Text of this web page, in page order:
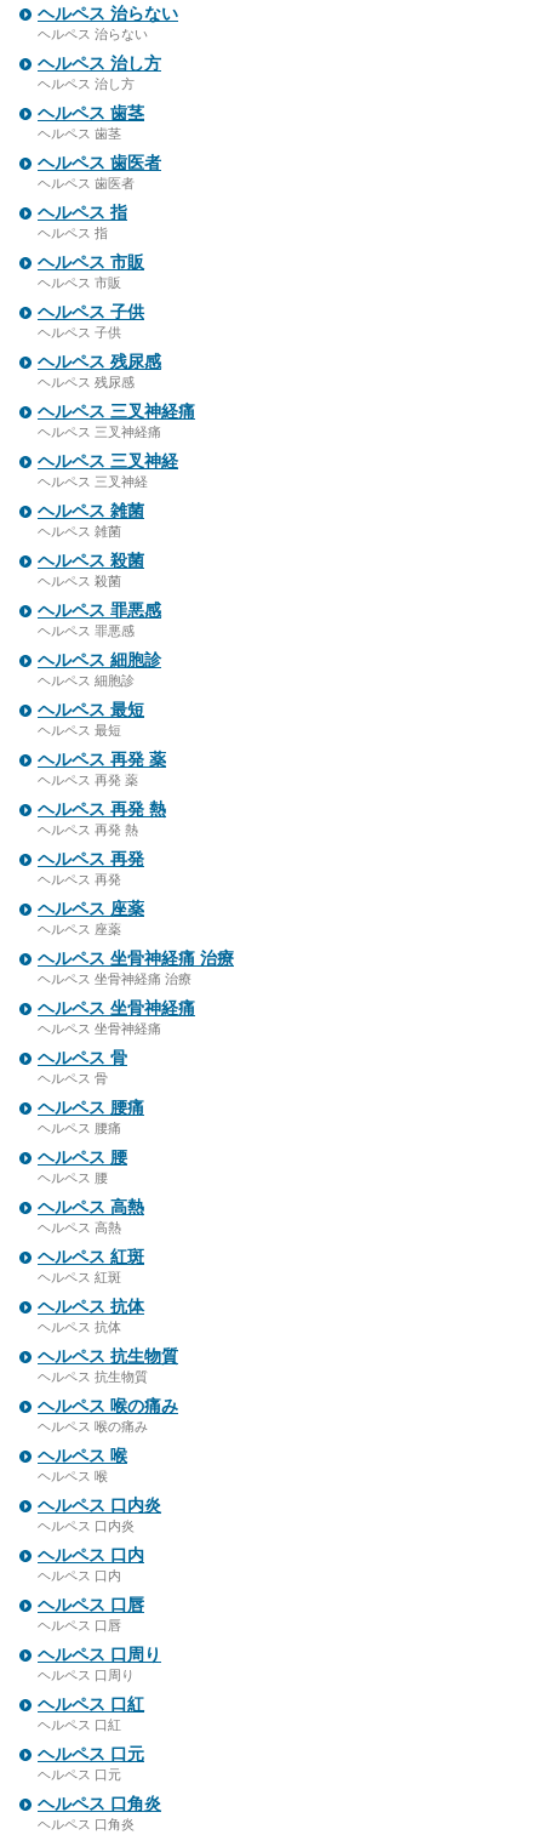
ヘルペス 治らない
ヘルペス 治らない
ヘルペス 治し方
ヘルペス 治し方
ヘルペス 歯茎
ヘルペス 歯茎
ヘルペス 歯医者
ヘルペス 歯医者
ヘルペス 指
ヘルペス 指
ヘルペス 市販
ヘルペス 市販
ヘルペス 子供
ヘルペス 子供
ヘルペス 残尿感
ヘルペス 残尿感
ヘルペス 三叉神経痛
ヘルペス 三叉神経痛
ヘルペス 三叉神経
ヘルペス 三叉神経
ヘルペス 雑菌
ヘルペス 雑菌
ヘルペス 殺菌
ヘルペス 殺菌
ヘルペス 罪悪感
ヘルペス 罪悪感
ヘルペス 細胞診
ヘルペス 細胞診
ヘルペス 最短
ヘルペス 最短
ヘルペス 再発 薬
ヘルペス 再発 薬
ヘルペス 再発 熱
ヘルペス 再発 熱
ヘルペス 再発
ヘルペス 再発
ヘルペス 座薬
ヘルペス 座薬
ヘルペス 坐骨神経痛 治療
ヘルペス 坐骨神経痛 治療
ヘルペス 坐骨神経痛
ヘルペス 坐骨神経痛
ヘルペス 骨
ヘルペス 骨
ヘルペス 腰痛
ヘルペス 腰痛
ヘルペス 腰
ヘルペス 腰
ヘルペス 高熱
ヘルペス 高熱
ヘルペス 紅斑
ヘルペス 紅斑
ヘルペス 抗体
ヘルペス 抗体
ヘルペス 抗生物質
ヘルペス 抗生物質
ヘルペス 喉の痛み
ヘルペス 喉の痛み
ヘルペス 喉
ヘルペス 喉
ヘルペス 口内炎
ヘルペス 口内炎
ヘルペス 口内
ヘルペス 口内
ヘルペス 口唇
ヘルペス 口唇
ヘルペス 口周り
ヘルペス 口周り
ヘルペス 口紅
ヘルペス 口紅
ヘルペス 口元
ヘルペス 口元
ヘルペス 口角炎
ヘルペス 口角炎